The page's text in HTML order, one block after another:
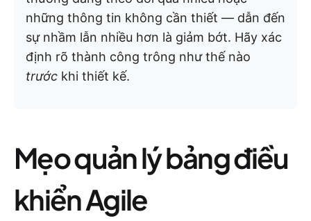
những thông tin không cần thiết — dẫn đến
sự nhầm lẫn nhiều hơn là giảm bớt. Hãy xác
định rõ thành công trông như thế nào
trước khi thiết kế.
Mẹo quản lý bảng điều
khiển Agile